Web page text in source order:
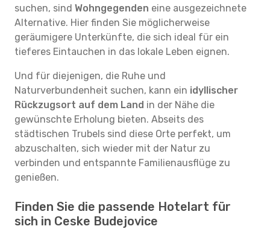
suchen, sind Wohngegenden eine ausgezeichnete
Alternative. Hier finden Sie möglicherweise
geräumigere Unterkünfte, die sich ideal für ein
tieferes Eintauchen in das lokale Leben eignen.
Und für diejenigen, die Ruhe und
Naturverbundenheit suchen, kann ein idyllischer
Rückzugsort auf dem Land in der Nähe die
gewünschte Erholung bieten. Abseits des
städtischen Trubels sind diese Orte perfekt, um
abzuschalten, sich wieder mit der Natur zu
verbinden und entspannte Familienausflüge zu
genießen.
Finden Sie die passende Hotelart für
sich in Ceske Budejovice